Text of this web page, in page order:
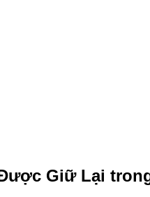
Giữ Lại